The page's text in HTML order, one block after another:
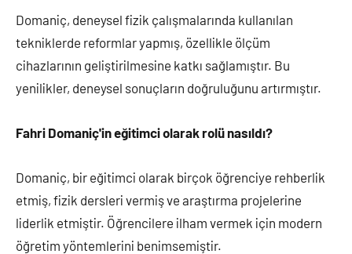
Domaniç, deneysel fizik çalışmalarında kullanılan
tekniklerde reformlar yapmış, özellikle ölçüm
cihazlarının geliştirilmesine katkı sağlamıştır. Bu
yenilikler, deneysel sonuçların doğruluğunu artırmıştır.
Fahri Domaniç'in eğitimci olarak rolü nasıldı?
Domaniç, bir eğitimci olarak birçok öğrenciye rehberlik
etmiş, fizik dersleri vermiş ve araştırma projelerine
liderlik etmiştir. Öğrencilere ilham vermek için modern
öğretim yöntemlerini benimsemiştir.